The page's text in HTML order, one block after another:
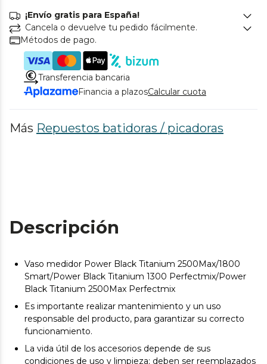
¡Envío gratis para España!
Cancela o devuelve tu pedido fácilmente.
Métodos de pago.
Transferencia bancaria
Financia a plazosCalcular cuota
Más Repuestos batidoras / picadoras
Descripción
Vaso medidor Power Black Titanium 2500Max/1800
Smart/Power Black Titanium 1300 Perfectmix/Power
Black Titanium 2500Max Perfectmix
Es importante realizar mantenimiento y un uso
responsable del producto, para garantizar su correcto
funcionamiento.
La vida útil de los accesorios depende de sus
condiciones de uso y limpieza; deben ser reemplazados